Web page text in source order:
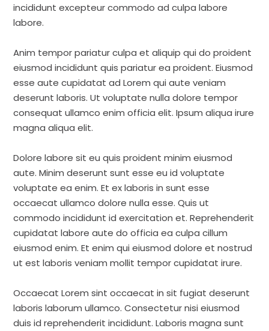
incididunt excepteur commodo ad culpa labore
labore.
Anim tempor pariatur culpa et aliquip qui do proident
eiusmod incididunt quis pariatur ea proident. Eiusmod
esse aute cupidatat ad Lorem qui aute veniam
deserunt laboris. Ut voluptate nulla dolore tempor
consequat ullamco enim officia elit. Ipsum aliqua irure
magna aliqua elit.
Dolore labore sit eu quis proident minim eiusmod
aute. Minim deserunt sunt esse eu id voluptate
voluptate ea enim. Et ex laboris in sunt esse
occaecat ullamco dolore nulla esse. Quis ut
commodo incididunt id exercitation et. Reprehenderit
cupidatat labore aute do officia ea culpa cillum
eiusmod enim. Et enim qui eiusmod dolore et nostrud
ut est laboris veniam mollit tempor cupidatat irure.
Occaecat Lorem sint occaecat in sit fugiat deserunt
laboris laborum ullamco. Consectetur nisi eiusmod
duis id reprehenderit incididunt. Laboris magna sunt